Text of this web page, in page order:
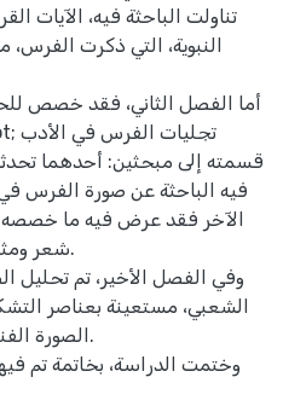
النبوية، التي ذكرت
أما الفصل الثاني، فقد خصص
فيه الباحثة عن صورة الفرس
الآخر فقد عرض فيه ما خصصه
شعر
وفي الفصل الأخير، تم تحليل
الشعبي، مستعينة بعناصر
الصورة
وختمت الدراسة، بخاتمة تم